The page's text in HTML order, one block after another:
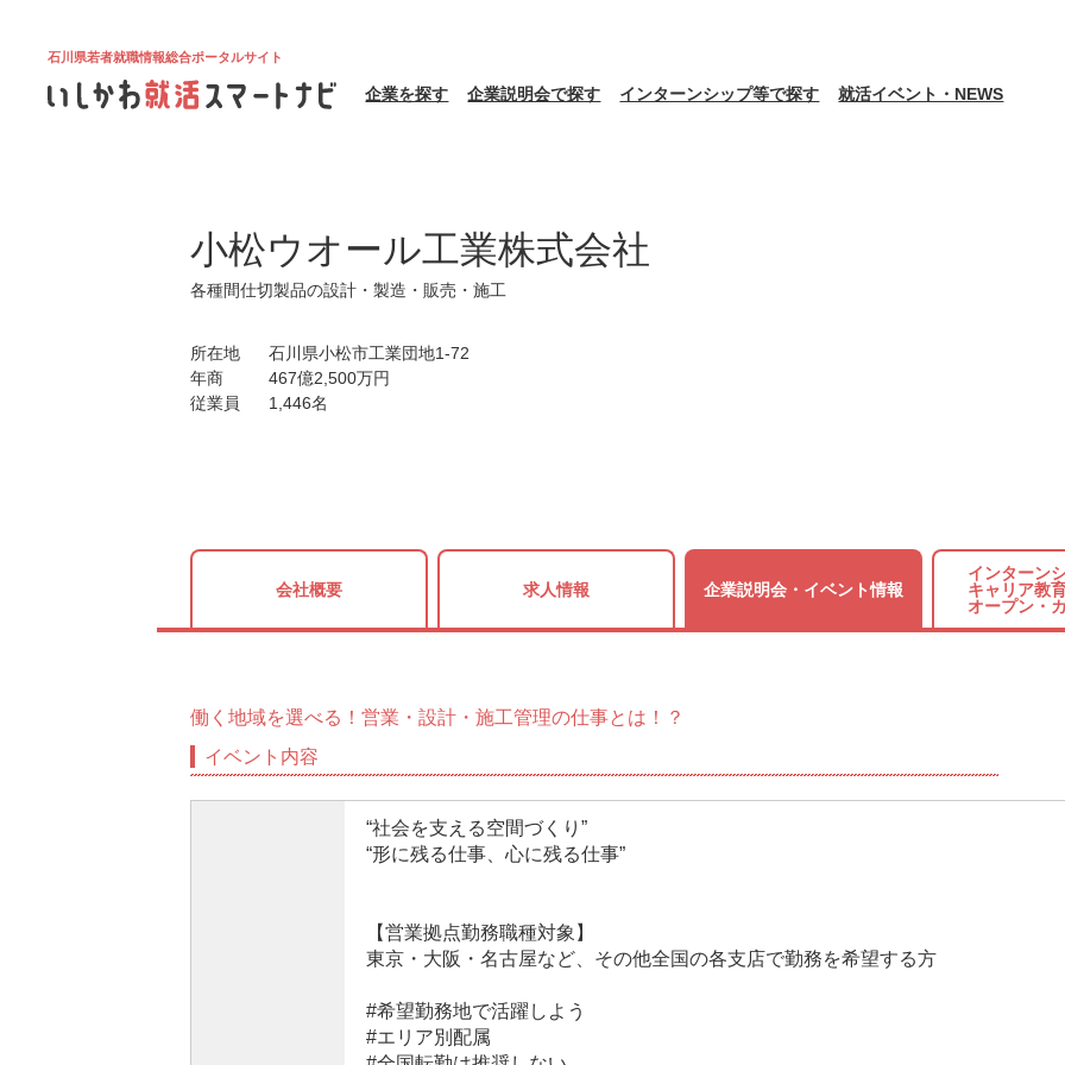
石川県若者就職情報総合ポータルサイト
企業を探す 企業説明会で探す インターンシップ等で探す 就活イベント・NEWS
小松ウオール工業株式会社
各種間仕切製品の設計・製造・販売・施工
所在地
石川県小松市工業団地1-72
年商
467億2,500万円
従業員
1,446名
会社概要 求人情報 企業説明会・ イベント情報
インターン
キャリア教
オープン・
働く地域を選べる！営業・設計・施工管理の仕事とは！？
イベント内容
“社会を支える空間づくり”
“形に残る仕事、心に残る仕事”
【営業拠点勤務職種対象】
東京・大阪・名古屋など、その他全国の各支店で勤務を希望する方
#希望勤務地で活躍しよう
#エリア別配属